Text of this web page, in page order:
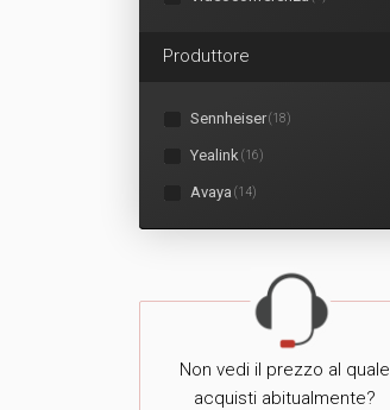
Produttore
Sennheiser(18)
Yealink(16)
Avaya (14)
Non vedi il prezzo al quale
acquisti abitualmente?